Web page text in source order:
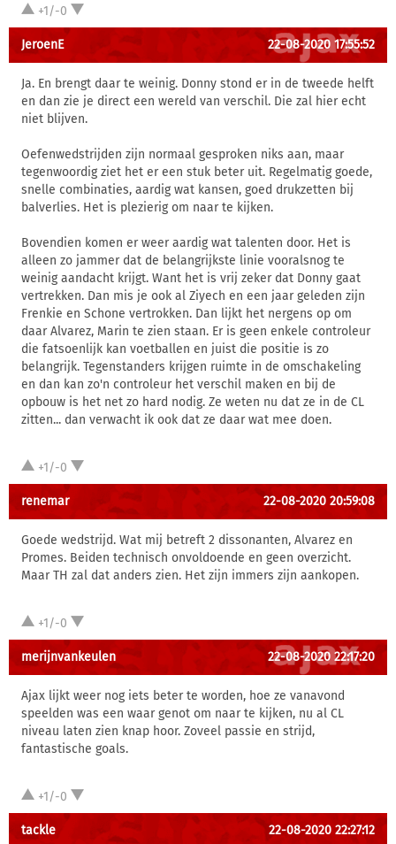
+1/-0
JeroenE 22-08-2020 17:55:52
Ja. En brengt daar te weinig. Donny stond er in de tweede helft
en dan zie je direct een wereld van verschil. Die zal hier echt
niet blijven.
Oefenwedstrijden zijn normaal gesproken niks aan, maar
tegenwoordig ziet het er een stuk beter uit. Regelmatig goede,
snelle combinaties, aardig wat kansen, goed drukzetten bij
balverlies. Het is plezierig om naar te kijken.
Bovendien komen er weer aardig wat talenten door. Het is
alleen zo jammer dat de belangrijkste linie vooralsnog te
weinig aandacht krijgt. Want het is vrij zeker dat Donny gaat
vertrekken. Dan mis je ook al Ziyech en een jaar geleden zijn
Frenkie en Schone vertrokken. Dan lijkt het nergens op om
daar Alvarez, Marin te zien staan. Er is geen enkele controleur
die fatsoenlijk kan voetballen en juist die positie is zo
belangrijk. Tegenstanders krijgen ruimte in de omschakeling
en dan kan zo'n controleur het verschil maken en bij de
opbouw is het net zo hard nodig. Ze weten nu dat ze in de CL
zitten... dan verwacht ik ook dat ze daar wat mee doen.
+1/-0
renemar 22-08-2020 20:59:08
Goede wedstrijd. Wat mij betreft 2 dissonanten, Alvarez en
Promes. Beiden technisch onvoldoende en geen overzicht.
Maar TH zal dat anders zien. Het zijn immers zijn aankopen.
+1/-0
merijnvankeulen 22-08-2020 22:17:20
Ajax lijkt weer nog iets beter te worden, hoe ze vanavond
speelden was een waar genot om naar te kijken, nu al CL
niveau laten zien knap hoor. Zoveel passie en strijd,
fantastische goals.
+1/-0
tackle 22-08-2020 22:27:12